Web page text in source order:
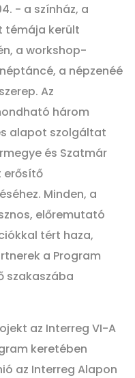
- a színház, a
témája került
a workshop-
a népzenéé
Az
három
alapot szolgáltat
és Szatmár
erősítő
Minden, a
előremutató
tért haza,
a Program
szakaszába
az Interreg VI-A
keretében
az Interreg Alapon